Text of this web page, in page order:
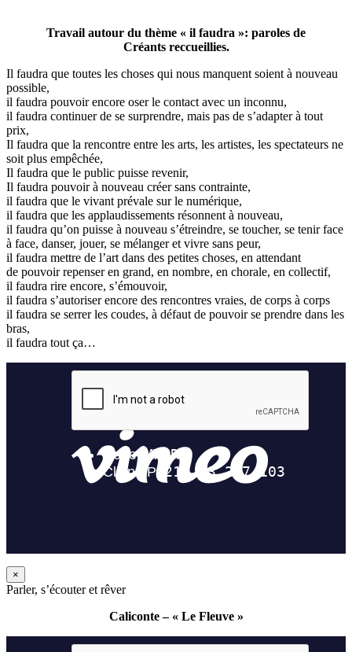
Travail autour du thème « il faudra »: paroles de
Créants reccueillies.
Il faudra que toutes les choses qui nous manquent soient à nouveau
possible,
il faudra pouvoir encore oser le contact avec un inconnu,
il faudra continuer de se surprendre, mais pas de s’adapter à tout
prix,
Il faudra que la rencontre entre les arts, les artistes, les spectateurs ne
soit plus empêchée,
Il faudra que le public puisse revenir,
Il faudra pouvoir à nouveau créer sans contrainte,
il faudra que le vivant prévale sur le numérique,
il faudra que les applaudissements résonnent à nouveau,
il faudra qu’on puisse à nouveau s’étreindre, se toucher, se tenir face
à face, danser, jouer, se mélanger et vivre sans peur,
il faudra mettre de l’art dans des petites choses, en attendant
de pouvoir repenser en grand, en nombre, en chorale, en collectif,
il faudra rire encore, s’émouvoir,
il faudra s’autoriser encore des rencontres vraies, de corps à corps
il faudra se serrer les coudes, à défaut de pouvoir se prendre dans les
bras,
il faudra tout ça…
×
Parler, s’écouter et rêver
Caliconte – « Le Fleuve »